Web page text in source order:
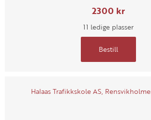
2300 kr
11 ledige plasser
Bestill
Halaas Trafikkskole AS,